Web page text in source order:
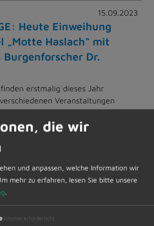
15.09.2023
Heute Einweihung
„Motte Haslach“ mit
Dr.
erstmalig dieses Jahr
Veranstaltungen
und Außerfern auf Sie.
über das Recht
in das
die wir
und anpassen, welche Information wir
mehr zu erfahren, lesen Sie bitte unsere
.
(immer erforderlich)